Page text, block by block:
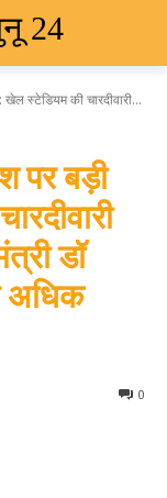
24
स्टेडियम की चारदीवारी...
पर बड़ी
डॉ
अधिक
0